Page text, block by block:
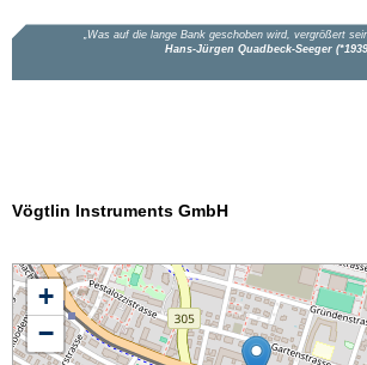
Vögtlin Instruments GmbH
+
−